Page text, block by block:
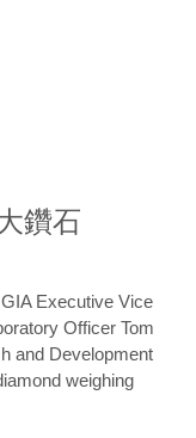
鑽石
Executive Vice
Officer Tom
and Development
weighing